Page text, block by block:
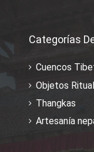
Categorías
Cuencos
Objetos
Thangkas
Artesanía